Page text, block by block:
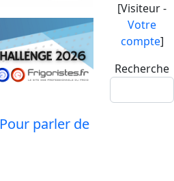
[Visiteur -
Votre
compte]
Recherche
Pour parler de